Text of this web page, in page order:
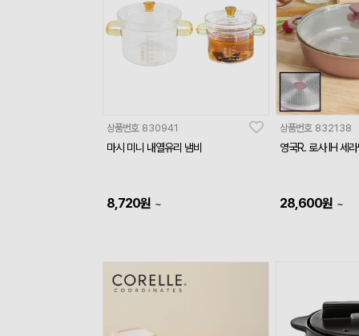
상품번호 830941
마시 미니 내열유리 냄비
8,720원 ~
상품번호 832138
영국R. 로사 IH 세
28,600원 ~